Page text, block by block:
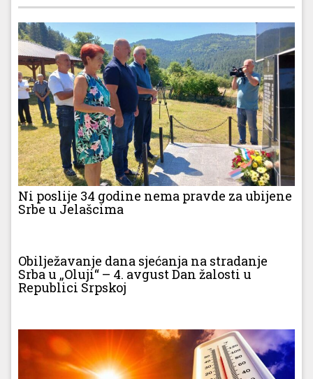
Ni poslije 34 godine nema pravde za ubijene
Srbe u Jelašcima
Obilježavanje dana sjećanja na stradanje
Srba u „Oluji“ – 4. avgust Dan žalosti u
Republici Srpskoj